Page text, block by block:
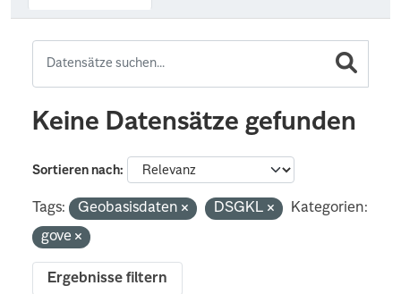
Keine Datensätze gefunden
Sortieren nach
Tags: Geobasisdaten DSGKL
Kategorien:
gove
Ergebnisse filtern